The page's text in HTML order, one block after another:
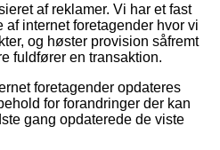
af reklamer. Vi har et fast
internet foretagender hvor vi
og høster provision såfremt
fuldfører en transaktion.
foretagender opdateres
for forandringer der kan
gang opdaterede de viste